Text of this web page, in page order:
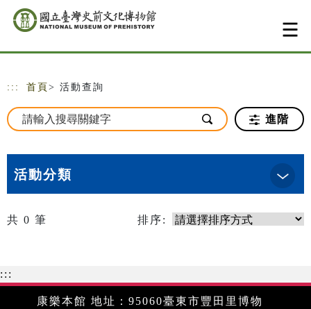
跳到主要內容
網站導覽
::: 首頁 > 活動查詢
進階
活動分類
共 0 筆 排序:
:::
康樂本館 地址：95060臺東市豐田里博物